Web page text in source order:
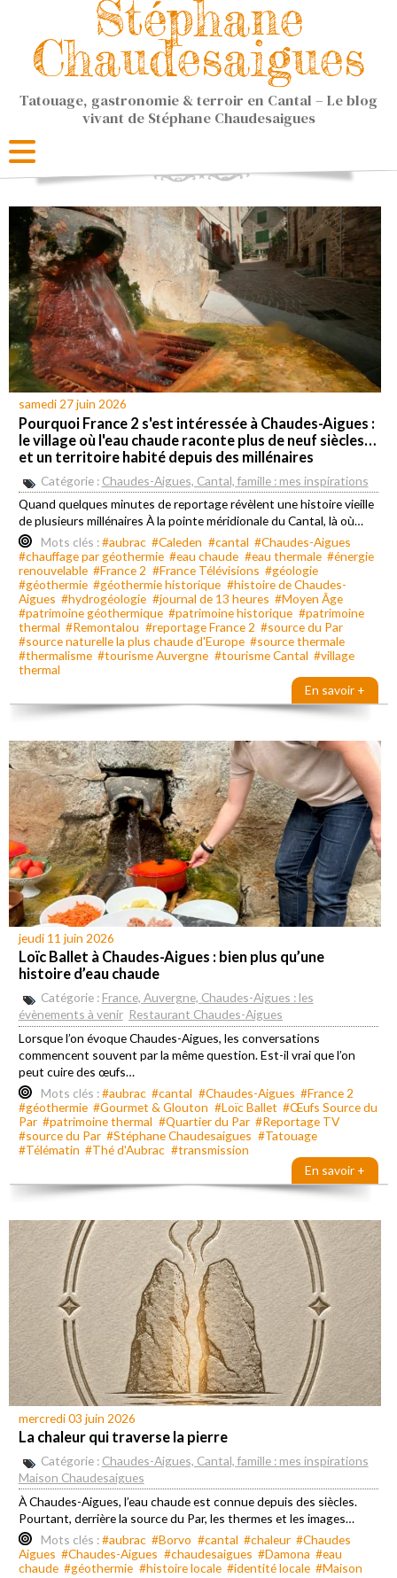
Stéphane
Chaudesaigues
Tatouage, gastronomie & terroir en Cantal – Le blog
vivant de Stéphane Chaudesaigues
samedi 27 juin 2026
Pourquoi France 2 s'est intéressée à Chaudes-Aigues :
le village où l'eau chaude raconte plus de neuf siècles…
et un territoire habité depuis des millénaires
Catégorie : Chaudes-Aigues, Cantal, famille : mes inspirations
Quand quelques minutes de reportage révèlent une histoire vieille
de plusieurs millénaires À la pointe méridionale du Cantal, là où…
Mots clés :#aubrac #Caleden #cantal #Chaudes-Aigues
#chauffage par géothermie #eau chaude #eau thermale #énergie
renouvelable #France 2 #France Télévisions #géologie
#géothermie #géothermie historique #histoire de Chaudes-
Aigues #hydrogéologie #journal de 13 heures #Moyen Âge
#patrimoine géothermique #patrimoine historique #patrimoine
thermal #Remontalou #reportage France 2 #source du Par
#source naturelle la plus chaude d'Europe #source thermale
#thermalisme #tourisme Auvergne #tourisme Cantal #village
thermal
En savoir +
jeudi 11 juin 2026
Loïc Ballet à Chaudes-Aigues : bien plus qu’une
histoire d’eau chaude
Catégorie : France, Auvergne, Chaudes-Aigues : les
évènements à venir Restaurant Chaudes-Aigues
Lorsque l’on évoque Chaudes-Aigues, les conversations
commencent souvent par la même question. Est-il vrai que l’on
peut cuire des œufs…
Mots clés :#aubrac #cantal #Chaudes-Aigues #France 2
#géothermie #Gourmet & Glouton #Loïc Ballet #Œufs Source du
Par #patrimoine thermal #Quartier du Par #Reportage TV
#source du Par #Stéphane Chaudesaigues #Tatouage
#Télématin #Thé d'Aubrac #transmission
En savoir +
mercredi 03 juin 2026
La chaleur qui traverse la pierre
Catégorie : Chaudes-Aigues, Cantal, famille : mes inspirations
Maison Chaudesaigues
À Chaudes-Aigues, l’eau chaude est connue depuis des siècles.
Pourtant, derrière la source du Par, les thermes et les images…
Mots clés :#aubrac #Borvo #cantal #chaleur #Chaudes
Aigues #Chaudes-Aigues #chaudesaigues #Damona #eau
chaude #géothermie #histoire locale #identité locale #Maison